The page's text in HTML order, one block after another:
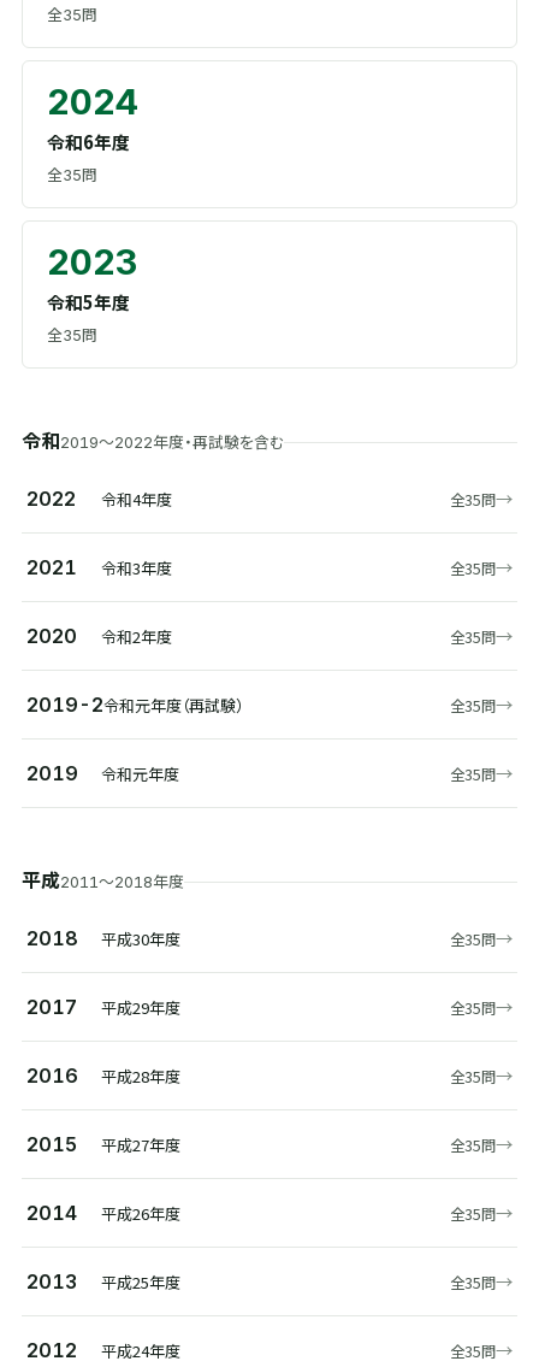
全35問
2024
令和6年度
全35問
2023
令和5年度
全35問
令和2019〜2022年度・再試験を含む
2022 令和4年度 全35問→
2021 令和3年度 全35問→
2020 令和2年度 全35問→
2019-2令和元年度（再試験） 全35問→
2019 令和元年度 全35問→
平成2011〜2018年度
2018 平成30年度 全35問→
2017 平成29年度 全35問→
2016 平成28年度 全35問→
2015 平成27年度 全35問→
2014 平成26年度 全35問→
2013 平成25年度 全35問→
2012 平成24年度 全35問→